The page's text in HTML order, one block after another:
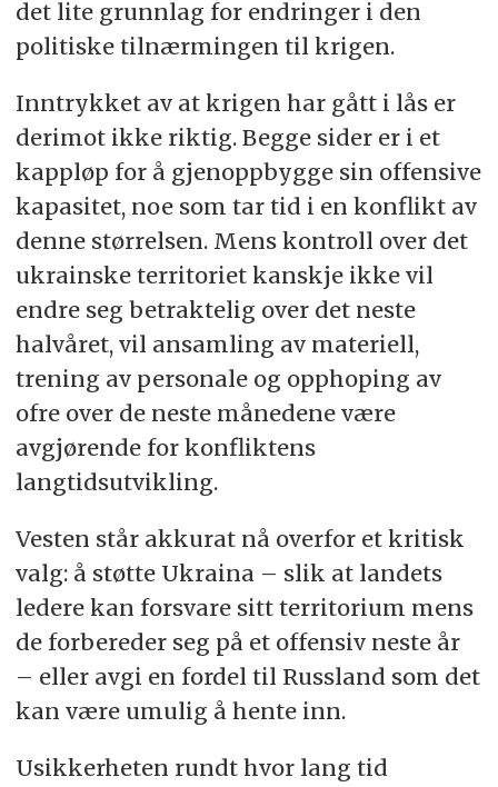
det lite grunnlag for endringer i den
politiske tilnærmingen til krigen.
Inntrykket av at krigen har gått i lås er
derimot ikke riktig. Begge sider er i et
kappløp for å gjenoppbygge sin offensive
kapasitet, noe som tar tid i en konflikt av
denne størrelsen. Mens kontroll over det
ukrainske territoriet kanskje ikke vil
endre seg betraktelig over det neste
halvåret, vil ansamling av materiell,
trening av personale og opphoping av
ofre over de neste månedene være
avgjørende for konfliktens
langtidsutvikling.
Vesten står akkurat nå overfor et kritisk
valg: å støtte Ukraina – slik at landets
ledere kan forsvare sitt territorium mens
de forbereder seg på et offensiv neste år
– eller avgi en fordel til Russland som det
kan være umulig å hente inn.
Usikkerheten rundt hvor lang tid